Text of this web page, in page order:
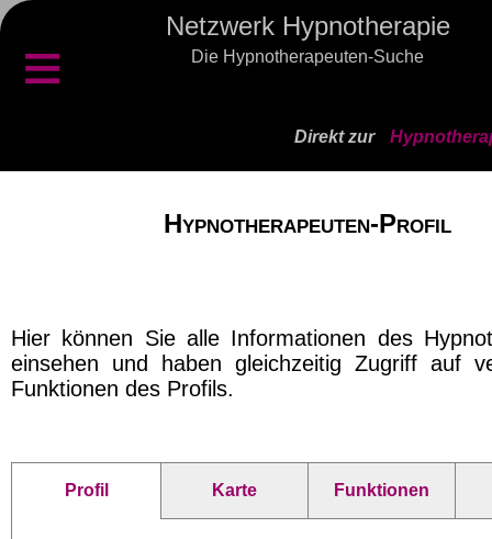
Netzwerk Hypnotherapie
Die Hypnotherapeuten-Suche
≡
Direkt zur
Hypnotherapeuten-Profil
Hier können Sie alle Informationen des
einsehen und haben gleichzeitig Zugriff auf
Funktionen des Profils.
Profil Karte Funktionen